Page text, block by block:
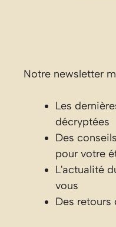
Notre newsletter
Les
décryptées
Des
pour votre
L'actualité
vous
Des retours